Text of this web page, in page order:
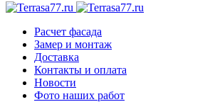
Расчет фасада
Замер и монтаж
Доставка
Контакты и оплата
Новости
Фото наших работ